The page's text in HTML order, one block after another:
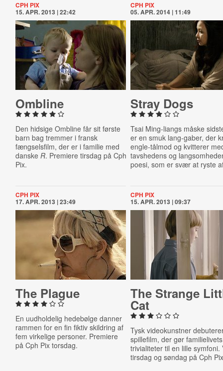
CPH PIX
15. APR. 2013 | 22:42
Ombline
Den hidsige Ombline får sit første
barn bag tremmer i fransk
fængselsfilm, der er i familie med
danske R. Premiere tirsdag på Cph
Pix.
CPH PIX
05. APR. 2014 | 11:49
Stray Dogs
Tsai Ming-liangs måske
er en smuk lang-gaber, der
engle-tålmod og kvitterer
tavshedens og
poesi, som er svær at ryste
CPH PIX
17. APR. 2013 | 23:49
The Plague
En uudholdelig hedebølge danner
rammen for en fin fiktiv skildring af
fem virkelige personer. Premiere
på Cph Pix torsdag.
CPH PIX
15. APR. 2013 | 09:37
The Strange
Cat
Tysk videokunstner
spillefilm, der gør familielivets
trivialiteter til en lille symfoni.
tirsdag og søndag på Cph